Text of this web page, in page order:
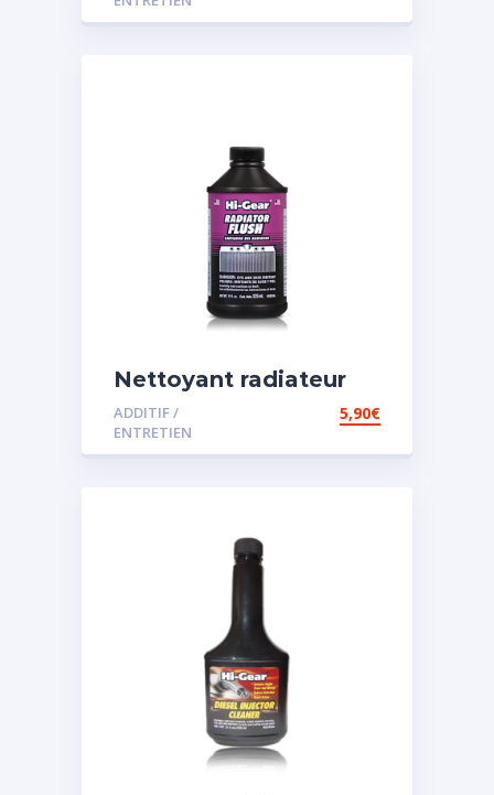
Nettoyant radiateur
ADDITIF /
ENTRETIEN
5,90€